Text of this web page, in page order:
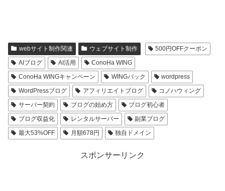
webサイト制作関連 ウェブサイト制作
500円OFFクーポン
AIブログ
AI活用
ConoHa WING
ConoHa WINGキャンペーン
WINGパック
wordpress
WordPressブログ
アフィリエイトブログ
コノハウィング
サーバー契約
ブログの始め方
ブログ初心者
ブログ収益化
レンタルサーバー
副業ブログ
最大53%OFF
月額678円 独自ドメイン
スポンサーリンク